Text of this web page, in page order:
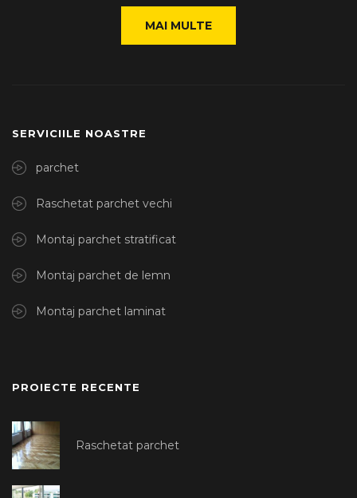
MAI MULTE
SERVICIILE NOASTRE
parchet
Raschetat parchet vechi
Montaj parchet stratificat
Montaj parchet de lemn
Montaj parchet laminat
PROIECTE RECENTE
Raschetat parchet